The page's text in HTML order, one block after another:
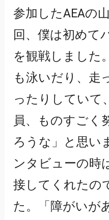
参加したAEAの
回、僕は初めて
を観戦しました
も泳いだり、走
ったりしていて
員、ものすごく
ろうな」と思い
ンタビューの時
接してくれたの
た。「障がいが